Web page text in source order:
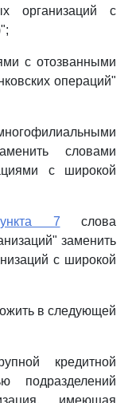
организаций с
с отозванными
операций"
словами
с широкой
7 слова
заменить
с широкой
в следующей
кредитной
подразделений
имеющая